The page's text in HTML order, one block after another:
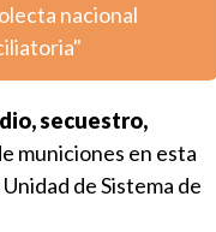
nacional
secuestro,
municiones en esta
de Sistema de